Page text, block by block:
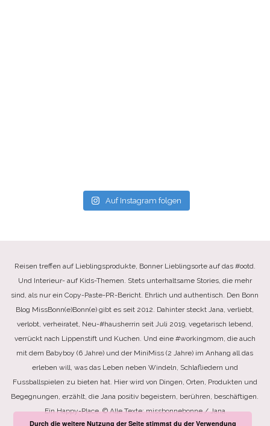
Auf Instagram folgen
Reisen treffen auf Lieblingsprodukte, Bonner Lieblingsorte auf das #ootd.
Und Interieur- auf Kids-Themen. Stets unterhaltsame Stories, die mehr
sind, als nur ein Copy-Paste-PR-Bericht. Ehrlich und authentisch. Den Bonn
Blog MissBonn(e)Bonn(e) gibt es seit 2012. Dahinter steckt Jana, verliebt,
verlobt, verheiratet, Neu-#hausherrin seit Juli 2019, vegetarisch lebend,
verrückt nach Lippenstift und Kuchen. Und eine #workingmom, die auch
mit dem Babyboy (6 Jahre) und der MiniMiss (2 Jahre) im Anhang all das
erleben will, was das Leben neben Windeln, Schlafliedern und
Fussballspielen zu bieten hat. Hier wird von Dingen, Orten, Produkten und
Begegnungen, erzählt, die Jana positiv begeistern, berühren, beschäftigen.
Ein Happy-Place. © Alle Texte: missbonnebonne / Jana
Durch die weitere Nutzung der Seite stimmst du der Verwendung